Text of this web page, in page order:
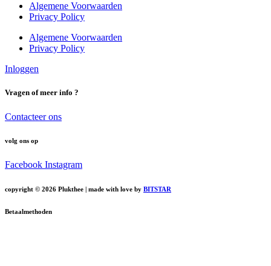
Algemene Voorwaarden
Privacy Policy
Algemene Voorwaarden
Privacy Policy
Inloggen
Vragen of meer info ?
Contacteer ons
volg ons op
Facebook Instagram
copyright © 2026 Plukthee | made with love by BITSTAR
Betaalmethoden